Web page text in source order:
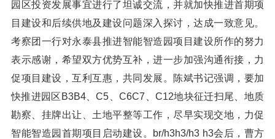
园区投资发展事宜进行了坦诚交流，并就加快推进首期项
目建设和后续供地及建设问题深入探讨，达成一致意见。
考察团一行对永泰县推进智能智造园项目建设所作的努力
表示感谢，希望双方优势互补，进一步加强沟通衔接，力
促项目建设，互利互惠，共同发展。陈斌书记强调，要加
快推进园区B3B4、C5、C6C7、C12地块征迁扫尾、地质
勘察、挂牌出让、土地平整等工作，尽早实现交地，力促
智能智造园首期项目启动建设。br/h3h3/h3 h3会后，曹方